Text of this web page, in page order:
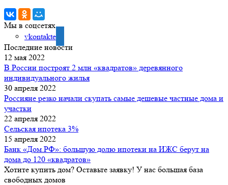
Мы в соцсетях
vkontakte
Последние новости
12 мая 2022
В России построят 2 млн «квадратов» деревянного
индивидуального жилья
30 апреля 2022
Россияне резко начали скупать самые дешевые частные дома и
участки
22 апреля 2022
Сельская ипотека 3%
15 апреля 2022
Банк «Дом.РФ»: большую долю ипотеки на ИЖС берут на
дома до 120 «квадратов»
Хотите купить дом? Оставьте заявку! У нас большая база
свободных домов